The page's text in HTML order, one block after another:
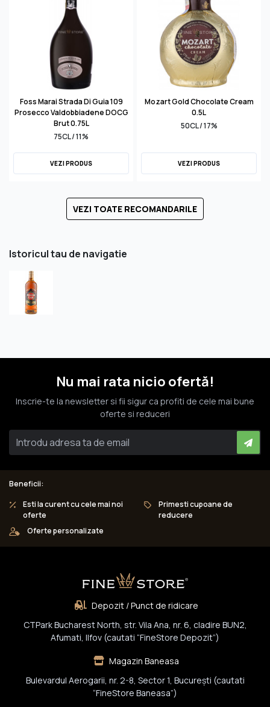
Foss Marai Strada Di Guia 109
Prosecco Valdobbiadene DOCG
Brut 0.75L
75CL / 11%
VEZI PRODUS
Mozart Gold Chocolate Cream
0.5L
50CL / 17%
VEZI PRODUS
VEZI TOATE RECOMANDARILE
Istoricul tau de navigatie
Nu mai rata nicio ofertă!
Inscrie-te la newsletter si fii sigur ca profiti de cele mai bune
oferte si reduceri
Beneficii:
Esti la curent cu cele mai noi
oferte
Primesti cupoane de
reducere
Oferte personalizate
Depozit / Punct de ridicare
CTPark Bucharest North, str. Vila Ana, nr. 6, cladire BUN2,
Afumati, Ilfov (cautati “FineStore Depozit”)
Magazin Baneasa
Bulevardul Aerogarii, nr. 2-8, Sector 1, Bucureşti (cautati
“FineStore Baneasa”)